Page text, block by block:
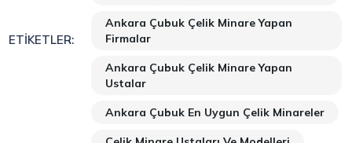
ETIKETLER:
Ankara Çubuk Çelik Minare Yapan
Firmalar
Ankara Çubuk Çelik Minare Yapan
Ustalar
Ankara Çubuk En Uygun Çelik Minareler